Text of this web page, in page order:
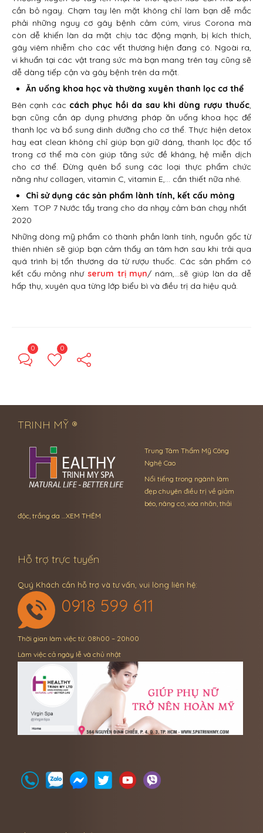
cần bỏ ngay. Chạm tay lên mặt không chỉ làm bạn dễ mắc
phải những nguy cơ gây bệnh cảm cúm, virus Corona mà
còn dễ khiến làn da mặt chịu tác động mạnh, bị kích thích,
gây viêm nhiễm cho các vết thương hiện đang có. Ngoài ra,
vi khuẩn tại các vật trang sức mà bạn mang trên tay cũng sẽ
dễ dàng tiếp cận và gây bệnh trên da mặt.
Ăn uống khoa học và thường xuyên thanh lọc cơ thể
Bên cạnh các cách phục hồi da sau khi dùng rượu thuốc,
bạn cũng cần áp dụng phương pháp ăn uống khoa học để
thanh lọc và bổ sung dinh dưỡng cho cơ thể. Thực hiện detox
hay eat clean không chỉ giúp bạn giữ dáng, thanh lọc độc tố
trong cơ thể mà còn giúp tăng sức đề kháng, hệ miễn dịch
cho cơ thể. Đừng quên bổ sung các loại thực phẩm chức
năng như collagen, vitamin C, vitamin E,… cần thiết nữa nhé.
Chỉ sử dụng các sản phẩm lành tính, kết cấu mỏng
Xem TOP 7 Nước tẩy trang cho da nhạy cảm bán chạy nhất
2020
Những dòng mỹ phẩm có thành phần lành tính, nguồn gốc từ
thiên nhiên sẽ giúp bạn cảm thấy an tâm hơn sau khi trải qua
quá trình bị tổn thương da từ rượu thuốc. Các sản phẩm có
kết cấu mỏng như serum trị mụn/ nám,…sẽ giúp làn da dễ
hấp thụ, xuyên qua từng lớp biểu bì và điều trị da hiệu quả.
0 0
TRINH MỸ ®
Trung Tâm Thẩm Mỹ Công
Nghệ Cao
Nổi tiếng trong ngành làm
đẹp chuyên điều trị về giảm
béo, nâng cơ, xóa nhăn, thải
độc, trắng da …XEM THÊM
Hỗ trợ trực tuyến
Quý Khách cần hỗ trợ và tư vấn, vui lòng liên hệ:
0918 599 611
Thời gian làm việc từ: 08h00 – 20h00
Làm việc cả ngày lễ và chủ nhật